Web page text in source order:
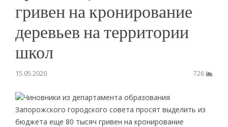
гривен на кронирование
деревьев на территории
школ
15.05.2020 726
Чиновники из департамента образования
Запорожского городского совета просят выделить из
бюджета еще 80 тысяч гривен на кронирование